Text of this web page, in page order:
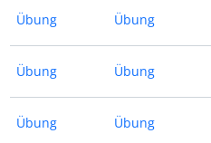
Übung Übung
Übung Übung
Übung Übung